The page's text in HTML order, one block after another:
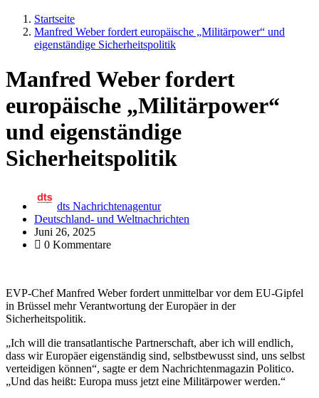
Startseite
Manfred Weber fordert europäische „Militärpower“ und
eigenständige Sicherheitspolitik
Manfred Weber fordert
europäische „Militärpower“
und eigenständige
Sicherheitspolitik
dts Nachrichtenagentur
Deutschland- und Weltnachrichten
Juni 26, 2025
0 Kommentare
EVP-Chef Manfred Weber fordert unmittelbar vor dem EU-Gipfel
in Brüssel mehr Verantwortung der Europäer in der
Sicherheitspolitik.
„Ich will die transatlantische Partnerschaft, aber ich will endlich,
dass wir Europäer eigenständig sind, selbstbewusst sind, uns selbst
verteidigen können“, sagte er dem Nachrichtenmagazin Politico.
„Und das heißt: Europa muss jetzt eine Militärpower werden.“